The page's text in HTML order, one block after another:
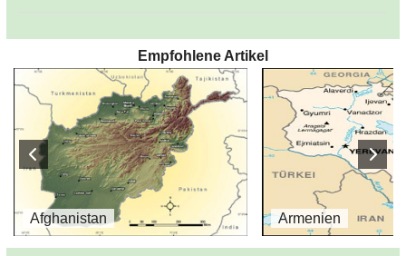
Empfohlene Artikel
Afghanistan Armenien